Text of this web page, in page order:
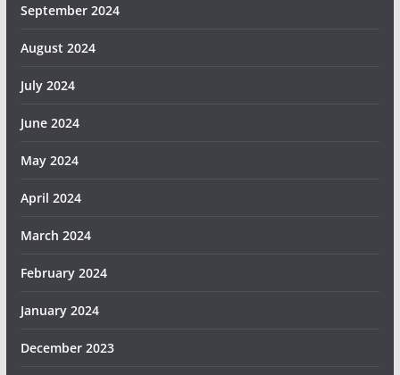
September 2024
August 2024
July 2024
June 2024
May 2024
April 2024
March 2024
February 2024
January 2024
December 2023